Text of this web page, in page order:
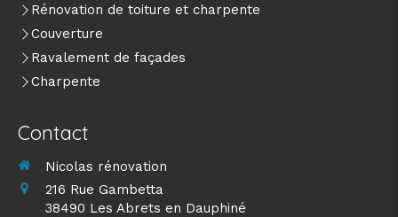
Rénovation de toiture et charpente
Couverture
Ravalement de façades
Charpente
Contact
Nicolas rénovation
216 Rue Gambetta
38490 Les Abrets en Dauphiné